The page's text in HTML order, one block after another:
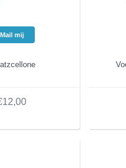
Mail mij